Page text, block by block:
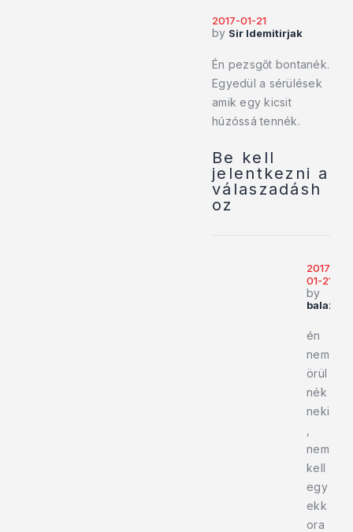
2017-01-21
by Sir Idemitirjak
Én pezsgőt bontanék.
Egyedül a sérülések
amik egy kicsit
húzóssá tennék.
Be kell
jelentkezni a
válaszadásh
oz
2017-
01-21
by
balazsh
én
nem
örül
nék
neki
nem
kell
egy
ekk
ora